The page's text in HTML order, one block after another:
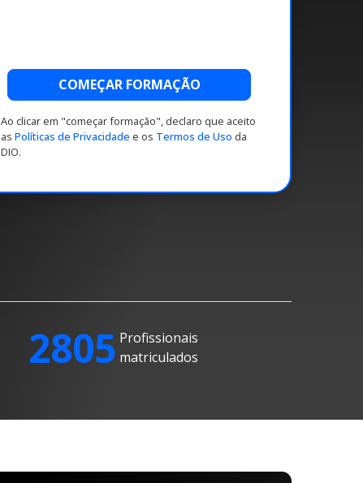
COMEÇAR FORMAÇÃO
Ao clicar em "começar formação", declaro que aceito
as Políticas de Privacidade e os Termos de Uso da
DIO.
2805 Profissionais
matriculados